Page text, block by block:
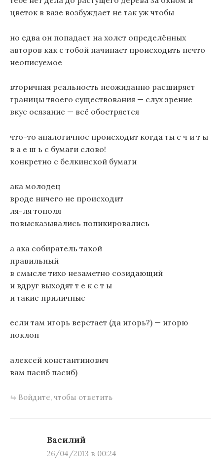
цветок в вазе возбуждает не так уж чтобы
но едва он попадает на холст определённых
авторов как с тобой начинает происходить нечто
неописуемое
вторичная реальность неожиданно расширяет
границы твоего существования — слух зрение
вкус осязание — всё обостряется
что-то аналогичное происходит когда ты с ч и т ы
в а е ш ь с бумаги слово!
конкретно с белкинской бумаги
ака молодец
вроде ничего не происходит
ля-ля тополя
повысказывались попикировались
а ака собиратель такой
правильный
в смысле тихо незаметно созидающий
и вдруг выходят т е к с т ы
и такие приличные
если там игорь верстает (да игорь?) — игорю
поклон
алексей константинович
вам пасиб пасиб)
Войдите, чтобы ответить
Василий
26/04/2013 в 00:24